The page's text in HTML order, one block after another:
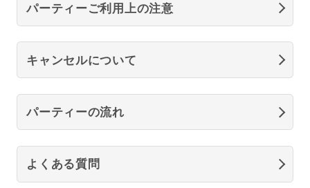
パーティーご利用上の注意
キャンセルについて
パーティーの流れ
よくある質問